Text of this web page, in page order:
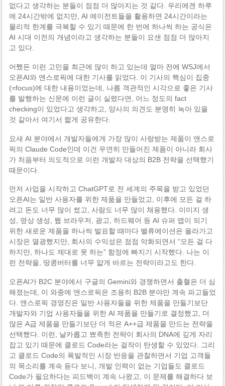
없다고 생각하는 분들이 점점 더 많아지는 것 같다. 우리에겐 하루
에 24시간밖에 없지만, AI 에이전트들을 활용하면 24시간이라는
물리적 한계를 극복할 수 있기 때문에 한 번에 하나씩 하는 공식은
AI 시대 이전의 개념이라고 생각하는 분들이 요샌 점점 더 많아지
고 있다.
어쨌든 이런 고민을 최근에 많이 하고 있는데 얼마 전에 WSJ에서
오픈AI와 앤스로픽에 대한 기사를 읽었다. 이 기사의 핵심이 집중
(=focus)에 대한 내용이었는데, 나름 객관적인 시각으로 좋은 기사
를 발행하는 신문에 이런 글이 실렸다면, 어느 정도의 fact
checking이 있었다고 생각하고, 양사의 의견도 분명히 녹아 있을
것 같아서 여기서 짧게 공유한다.
요새 AI 분야에서 개발자들에게 가장 많이 사랑받는 제품이 앤스로
픽의 Claude Code인데 이건 우연히 만들어진 제품이 아니라 회사
가 처음부터 의도적으로 이런 개발자 대상의 B2B 전략을 선택했기
때문이다.
먼저 사업을 시작하고 ChatGPT로 전 세계의 주목을 받고 있었던
오픈AI는 일반 사용자를 위한 제품을 만들었고, 이후에 모든 걸 하
려고 돈도 너무 많이 썼고, 사람도 너무 많이 채용했다. 이미지 생
성, 영상 생성, 웹 브라우저, 광고, 하드웨어 등 AI 슈퍼 앱이 되기
위한 새로운 제품을 하나씩 발표할 때마다 밸류에이션은 올라가고
시장은 열광했지만, 회사의 수익성은 점점 악화되면서 “모든 걸 다
하지만, 하나도 제대로 못 하는” 함정에 빠지기 시작했다. 나는 이
런 전략을, 땅콩버터를 너무 얇게 바르는 전략이라고도 한다.
오픈AI가 B2C 분야에서 구글의 Gemini와 경쟁하면서 출혈은 더 심
해졌는데, 이 와중에 앤스로픽은 조용히 B2B 분야만 계속 파고들었
다. 앤스로픽 경영진은 일반 사용자들을 위한 제품을 만들기보단
개발자와 기업 사용자들을 위한 AI 제품을 만들기로 결정했고, 더
많은 A급 제품을 만들기보단 더 적은 A++급 제품을 만드는 전략을
선택했다. 이런, 날카롭고 뾰족한 전략이 회사의 DNA에 깊게 자리
잡고 있기 때문에 클로드 Code라는 걸작이 탄생할 수 있었다. 그리
고 클로드 Code의 폭발적인 시장 반응을 관찰하면서 기업 고객들
의 목소리를 계속 듣다 보니, 개발 인력이 없는 기업들도 클로드
Code가 필요하다는 피드백이 계속 나왔고, 이 문제를 해결하다 보